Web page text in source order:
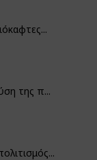
της π...